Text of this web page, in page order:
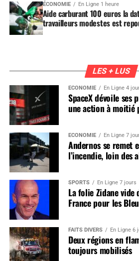
ÉCONOMIE En Ligne 1 heure
Aide carburant 100 euros la
travailleurs modestes est
LES + LUS
ÉCONOMIE En Ligne 4
SpaceX dévoile ses
une action à moitié
ÉCONOMIE En Ligne 7
Andernos se remet
l’incendie, loin des
SPORTS En Ligne 7 jours
La folie Zidane vide
France pour les
FAITS DIVERS En Ligne 6
Deux régions en
toujours mobilisés